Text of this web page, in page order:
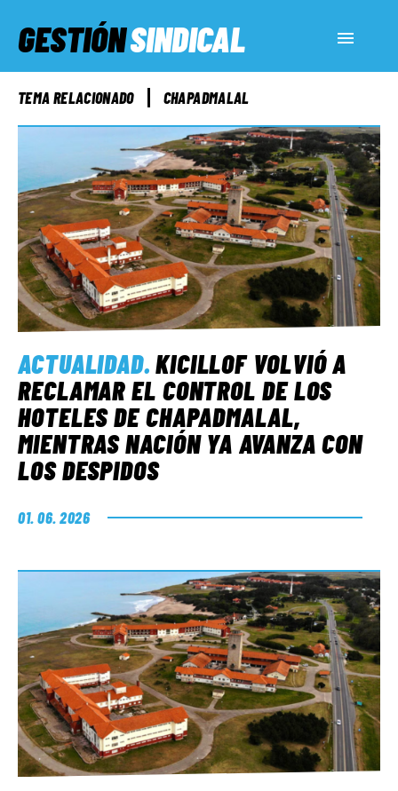
GESTIÓNSINDICAL
ACTUALIDAD
SERVICIOS SOCIALES
INFORMES ESPECIALES
FUERA DE MEGÁFONO
EL LADO «G»
TEMA RELACIONADO CHAPADMALAL
ACTUALIDAD.KICILLOF VOLVIÓ A
RECLAMAR EL CONTROL DE LOS
HOTELES DE CHAPADMALAL,
MIENTRAS NACIÓN YA AVANZA CON
LOS DESPIDOS
01. 06. 2026